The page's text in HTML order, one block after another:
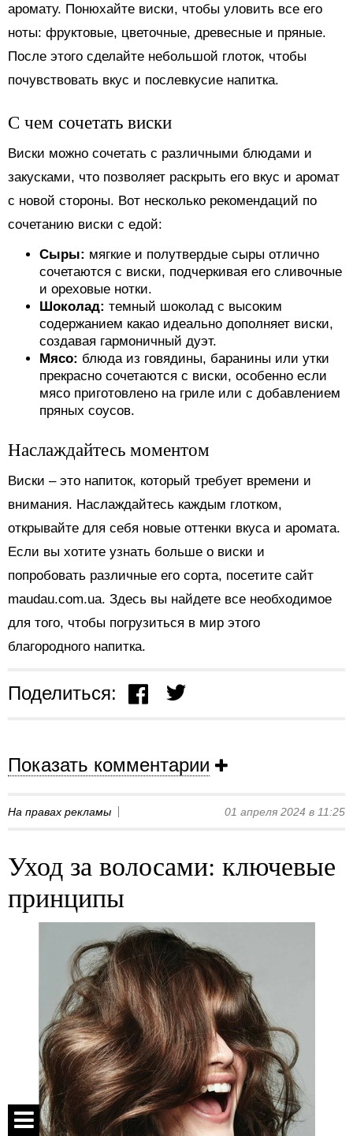
аромату. Понюхайте виски, чтобы уловить все его
ноты: фруктовые, цветочные, древесные и пряные.
После этого сделайте небольшой глоток, чтобы
почувствовать вкус и послевкусие напитка.
С чем сочетать виски
Виски можно сочетать с различными блюдами и
закусками, что позволяет раскрыть его вкус и аромат
с новой стороны. Вот несколько рекомендаций по
сочетанию виски с едой:
Сыры: мягкие и полутвердые сыры отлично
сочетаются с виски, подчеркивая его сливочные
и ореховые нотки.
Шоколад: темный шоколад с высоким
содержанием какао идеально дополняет виски,
создавая гармоничный дуэт.
Мясо: блюда из говядины, баранины или утки
прекрасно сочетаются с виски, особенно если
мясо приготовлено на гриле или с добавлением
пряных соусов.
Наслаждайтесь моментом
Виски – это напиток, который требует времени и
внимания. Наслаждайтесь каждым глотком,
открывайте для себя новые оттенки вкуса и аромата.
Если вы хотите узнать больше о виски и
попробовать различные его сорта, посетите сайт
maudau.com.ua. Здесь вы найдете все необходимое
для того, чтобы погрузиться в мир этого
благородного напитка.
Поделиться:
Показать комментарии
На правах рекламы 01 апреля 2024 в 11:25
Уход за волосами: ключевые
принципы